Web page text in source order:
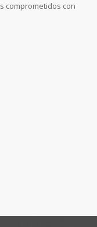
comprometidos con